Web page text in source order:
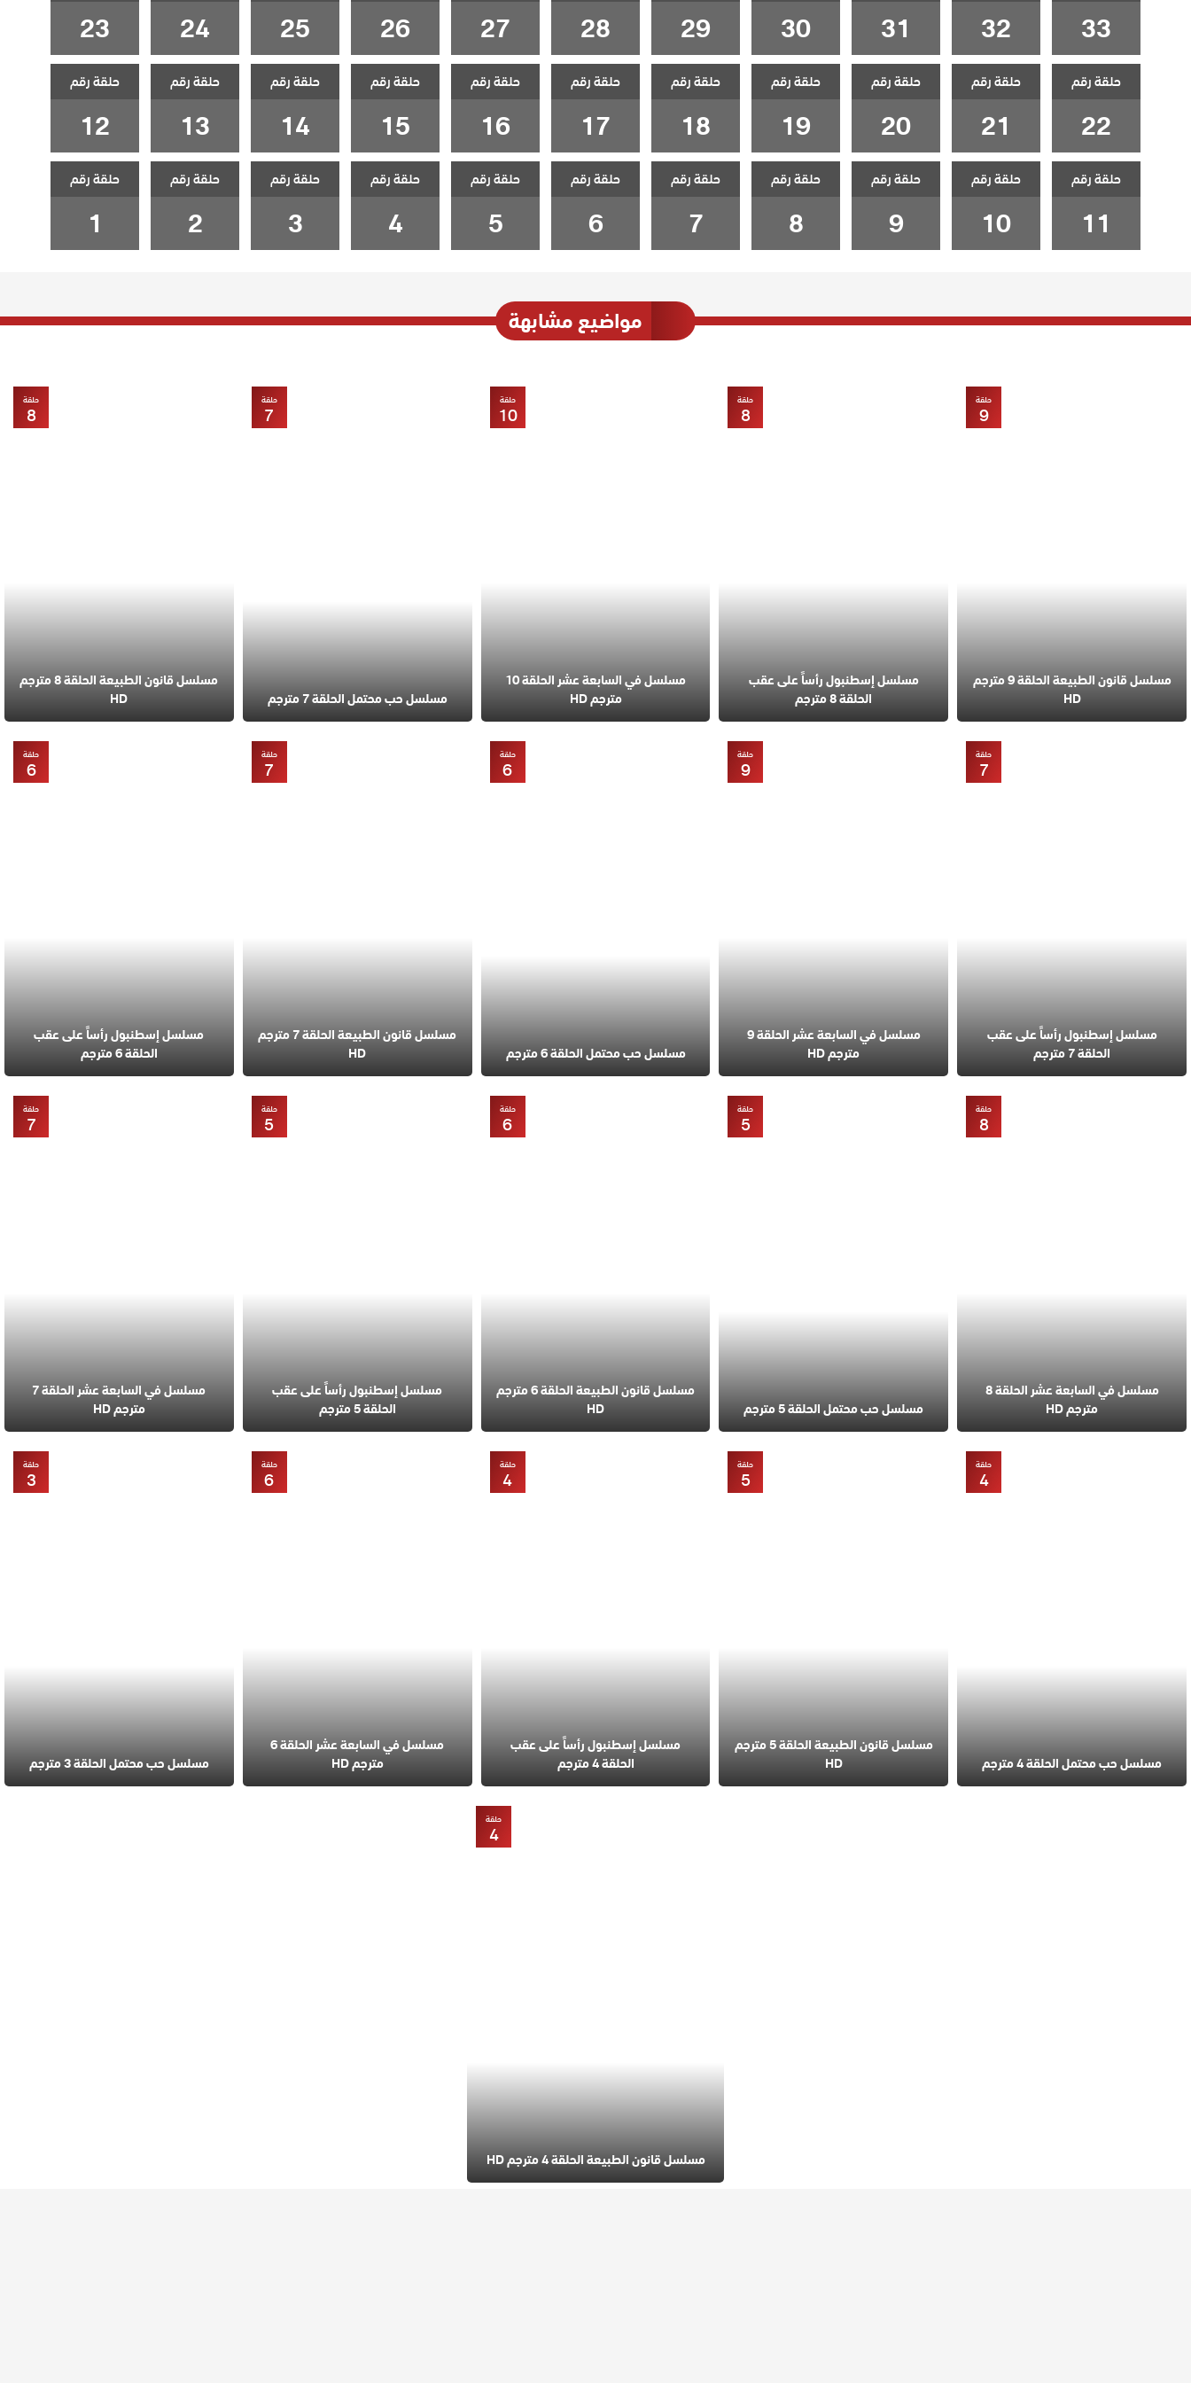
33
32
31
30
29
28
27
26
25
24
23
حلقة رقم
22
حلقة رقم
21
حلقة رقم
20
حلقة رقم
19
حلقة رقم
18
حلقة رقم
17
حلقة رقم
16
حلقة رقم
15
حلقة رقم
14
حلقة رقم
13
حلقة رقم
12
حلقة رقم
11
حلقة رقم
10
حلقة رقم
9
حلقة رقم
8
حلقة رقم
7
حلقة رقم
6
حلقة رقم
5
حلقة رقم
4
حلقة رقم
3
حلقة رقم
2
حلقة رقم
1
مواضيع مشابهة
مسلسل قانون الطبيعة الحلقة 9 مترجم
HD
حلقة
9
مسلسل إسطنبول رأساً على عقب
الحلقة 8 مترجم
حلقة
8
مسلسل في السابعة عشر الحلقة 10
مترجم HD
حلقة
10
مسلسل حب محتمل الحلقة 7 مترجم
حلقة
7
مسلسل قانون الطبيعة الحلقة 8 مترجم
HD
حلقة
8
مسلسل إسطنبول رأساً على عقب
الحلقة 7 مترجم
حلقة
7
مسلسل في السابعة عشر الحلقة 9
مترجم HD
حلقة
9
مسلسل حب محتمل الحلقة 6 مترجم
حلقة
6
مسلسل قانون الطبيعة الحلقة 7 مترجم
HD
حلقة
7
مسلسل إسطنبول رأساً على عقب
الحلقة 6 مترجم
حلقة
6
مسلسل في السابعة عشر الحلقة 8
مترجم HD
حلقة
8
مسلسل حب محتمل الحلقة 5 مترجم
حلقة
5
مسلسل قانون الطبيعة الحلقة 6 مترجم
HD
حلقة
6
مسلسل إسطنبول رأساً على عقب
الحلقة 5 مترجم
حلقة
5
مسلسل في السابعة عشر الحلقة 7
مترجم HD
حلقة
7
مسلسل حب محتمل الحلقة 4 مترجم
حلقة
4
مسلسل قانون الطبيعة الحلقة 5 مترجم
HD
حلقة
5
مسلسل إسطنبول رأساً على عقب
الحلقة 4 مترجم
حلقة
4
مسلسل في السابعة عشر الحلقة 6
مترجم HD
حلقة
6
مسلسل حب محتمل الحلقة 3 مترجم
حلقة
3
مسلسل قانون الطبيعة الحلقة 4 مترجم HD
حلقة
4